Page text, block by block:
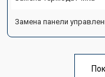
Замена панели